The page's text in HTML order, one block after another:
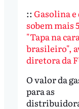
:: Gasolina e
sobem mais
"Tapa na
brasileiro",
diretora da
O valor da
para as